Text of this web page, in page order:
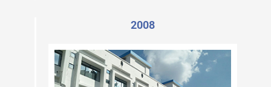
2008